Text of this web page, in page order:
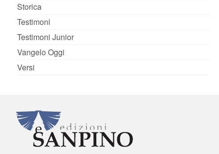
Storica
Testimoni
Testimoni Junior
Vangelo Oggi
Versi